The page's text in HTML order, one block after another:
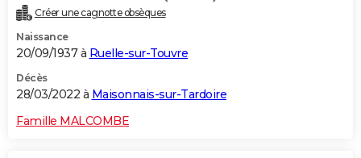
Créer une cagnotte obsèques
Naissance
20/09/1937 à Ruelle-sur-Touvre
Décès
28/03/2022 à Maisonnais-sur-Tardoire
Famille MALCOMBE